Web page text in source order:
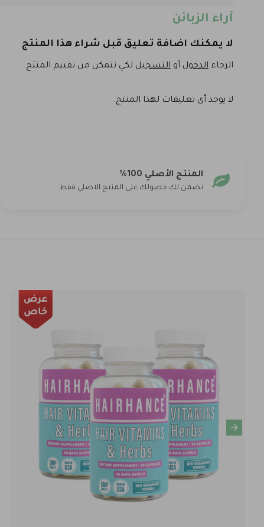
آراء الزبائن
لا يمكنك اضافة تعليق قبل شراء هذا المنتج
الرجاء الدخول أو التسجيل لكي تتمكن من تقييم المنتج
لا يوجد أي تعليقات لهذا المنتج.
المنتج الأصلي 100%
نضمن لك حصولك على المنتج الاصلي فقط